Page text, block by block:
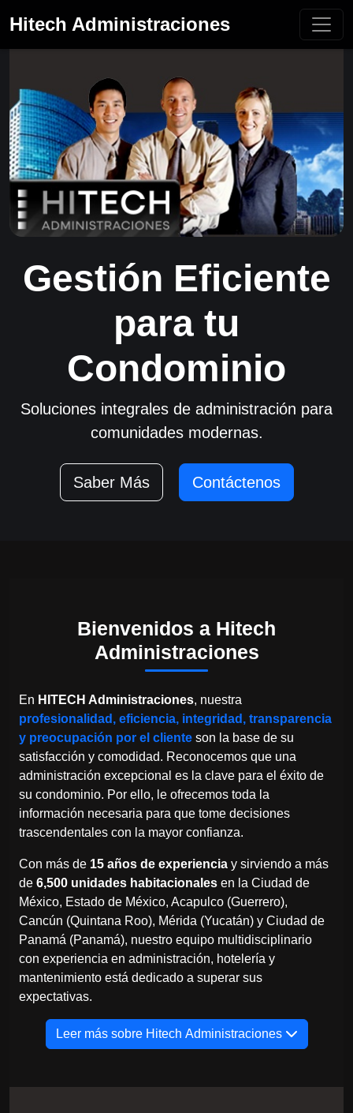
Hitech Administraciones
Gestión Eficiente
para tu
Condominio
Soluciones integrales de administración para
comunidades modernas.
Saber Más Contáctenos
Bienvenidos a Hitech
Administraciones
En HITECH Administraciones, nuestra
profesionalidad, eficiencia, integridad, transparencia
y preocupación por el cliente son la base de su
satisfacción y comodidad. Reconocemos que una
administración excepcional es la clave para el éxito de
su condominio. Por ello, le ofrecemos toda la
información necesaria para que tome decisiones
trascendentales con la mayor confianza.
Con más de 15 años de experiencia y sirviendo a más
de 6,500 unidades habitacionales en la Ciudad de
México, Estado de México, Acapulco (Guerrero),
Cancún (Quintana Roo), Mérida (Yucatán) y Ciudad de
Panamá (Panamá), nuestro equipo multidisciplinario
con experiencia en administración, hotelería y
mantenimiento está dedicado a superar sus
expectativas.
Leer más sobre Hitech Administraciones